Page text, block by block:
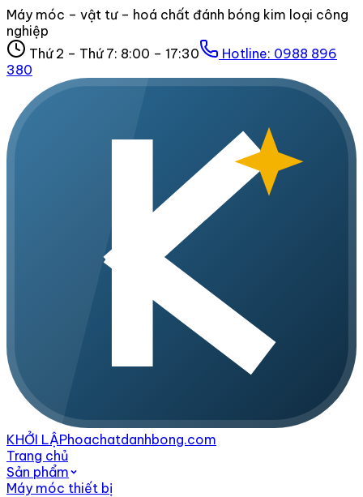
Máy móc – vật tư – hoá chất đánh bóng kim loại công
nghiệp
Thứ 2 – Thứ 7: 8:00 – 17:30
Hotline: 0988 896
380
KHỞI LẬPhoachatdanhbong.com
Trang chủ
Sản phẩm
Máy móc thiết bị